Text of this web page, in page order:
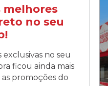
melhores
no seu
no seu
ficou ainda mais
promoções do